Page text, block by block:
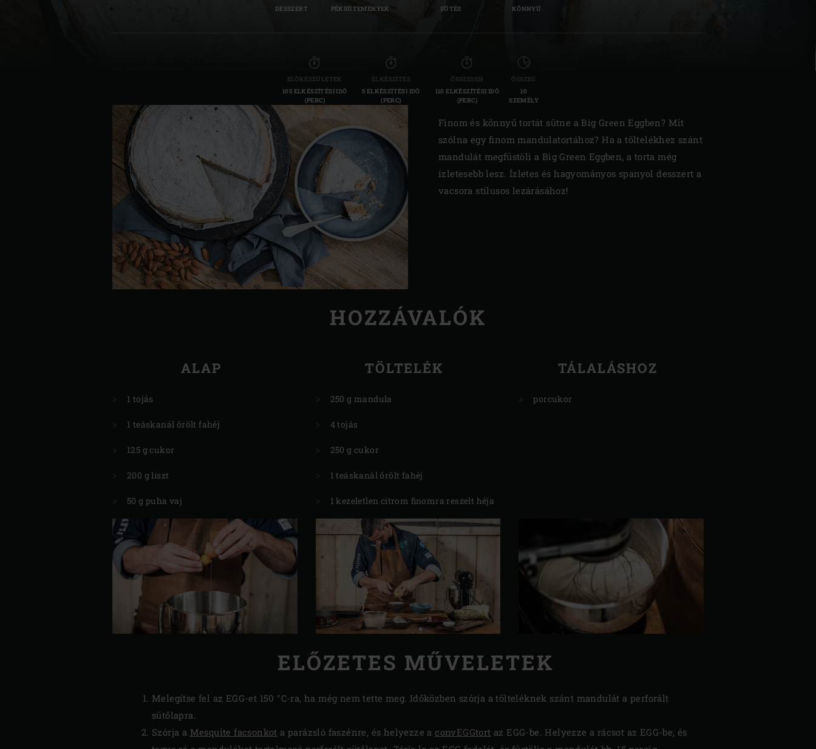
Germany | Deutschland
Greece | Ελλάδα
Hungary | Magyarország
Sweden | Sverige
Switzerland (French) | Schweiz (Français)
Switzerland | Schweiz
Turkey | Türkiye
DESSZERT
PÉKSÜTEMÉNYEK
SÜTÉS
KÖNNYŰ
ELŐKÉSZÜLETEK
105 ELKÉSZÍTÉSI IDŐ
(PERC)
ELKÉSZÍTÉS
5 ELKÉSZÍTÉSI IDŐ
(PERC)
ÖSSZESEN
110 ELKÉSZÍTÉSI IDŐ
(PERC)
ÖSSZEG
10
SZEMÉLY
Finom és könnyű tortát sütne a Big Green Eggben? Mit
szólna egy finom mandulatortához? Ha a töltelékhez szánt
mandulát megfüstöli a Big Green Eggben, a torta még
ízletesebb lesz. Ízletes és hagyományos spanyol desszert a
vacsora stílusos lezárásához!
HOZZÁVALÓK
ALAP
1 tojás
1 teáskanál őrölt fahéj
125 g cukor
200 g liszt
50 g puha vaj
TÖLTELÉK
250 g mandula
4 tojás
250 g cukor
1 teáskanál őrölt fahéj
1 kezeletlen citrom finomra reszelt héja
TÁLALÁSHOZ
porcukor
ELŐZETES MŰVELETEK
Melegítse fel az EGG-et 150 °C-ra, ha még nem tette meg. Időközben szórja a tölteléknek szánt mandulát a perforált
sütőlapra.
Szórja a Mesquite facsonkot a parázsló faszénre, és helyezze a convEGGtort az EGG-be. Helyezze a rácsot az EGG-be, és